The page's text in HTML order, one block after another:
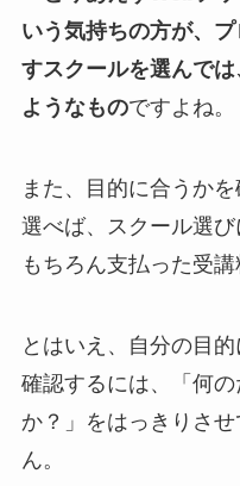
いう気持ちの方が、
すスクールを選んで
ようなものですよね。
また、目的に合うか
選べば、スクール選
もちろん支払った受講
とはいえ、自分の目
確認するには、「何
か？」をはっきりさ
ん。